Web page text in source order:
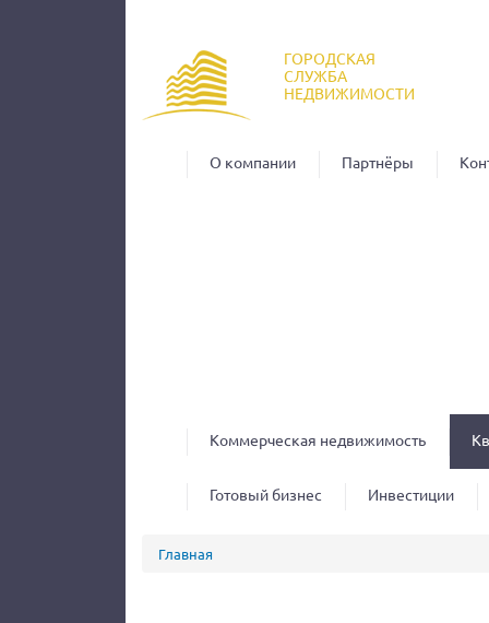
ГОРОДСКАЯ
СЛУЖБА
НЕДВИЖИМОСТИ
О компании Партнёры
Коммерческая недвижимость
Готовый бизнес Инвестиции
Вы здесь
Главная